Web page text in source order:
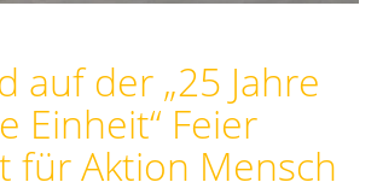
auf der „25 Jahre
Einheit“ Feier
für Aktion Mensch